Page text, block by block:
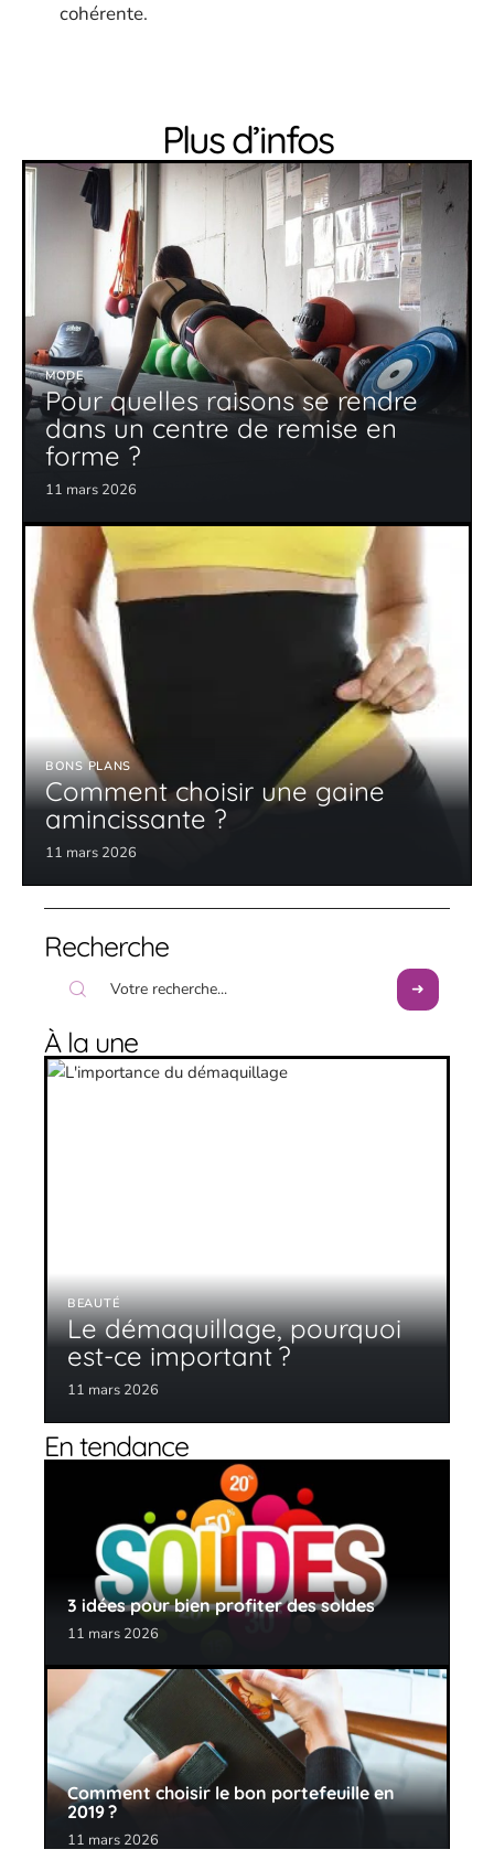
cohérente.
Plus d’infos
MODE
Pour quelles raisons se rendre
dans un centre de remise en
forme ?
11 mars 2026
BONS PLANS
Comment choisir une gaine
amincissante ?
11 mars 2026
Recherche
À la une
BEAUTÉ
Le démaquillage, pourquoi
est-ce important ?
11 mars 2026
En tendance
3 idées pour bien profiter des soldes
11 mars 2026
Comment choisir le bon portefeuille en
2019 ?
11 mars 2026